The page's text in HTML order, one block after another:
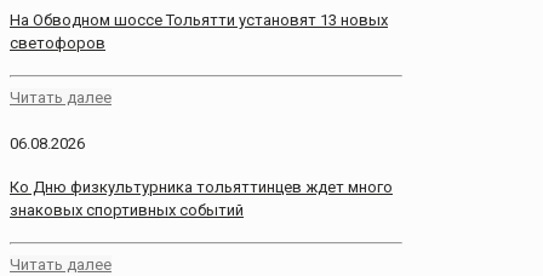
На Обводном шоссе Тольятти установят 13 новых
светофоров
Читать далее
06.08.2026
Ко Дню физкультурника тольяттинцев ждет много
знаковых спортивных событий
Читать далее